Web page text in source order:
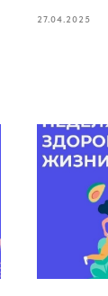
27.04.2025